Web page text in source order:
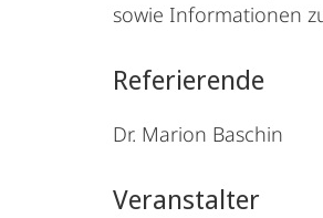
sowie Informationen
Referierende
Dr. Marion Baschin
Veranstalter